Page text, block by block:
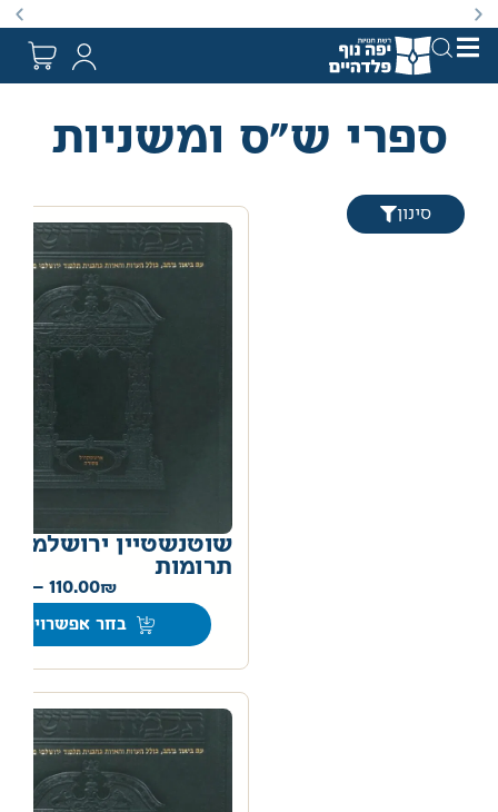
באתר מוצעים מוצרים במחירים נמוכים ומוזלים מהמחיר
ספרי ש"ס ומשניות
סינון
שוטנשטיין ירושלמי
תרומות
110.00
–
בחר אפשרויות